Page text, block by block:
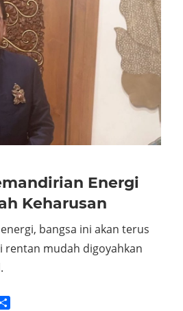
Energi
Keharusan
bangsa ini akan terus
rentan mudah digoyahkan